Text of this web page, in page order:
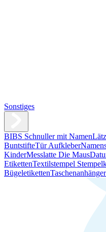
Sonstiges
BIBS Schnuller mit Namen
BuntstifteTür Aufkleber
KinderMesslatte Die Maus
EtikettenTextilstempel
BügeletikettenTaschenanhänger